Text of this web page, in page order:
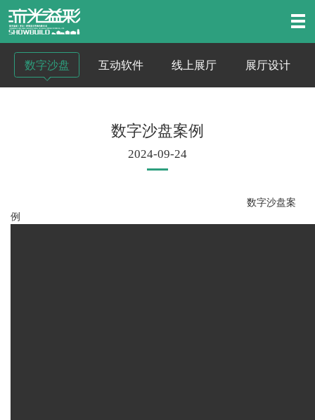
数字沙盘 互动软件 线上展厅 展厅设计
数字沙盘案例
2024-09-24
数字沙盘案
例